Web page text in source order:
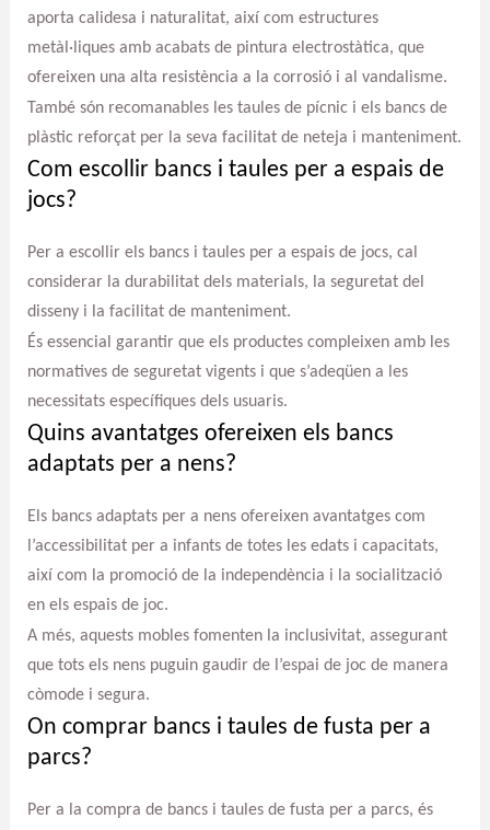
aporta calidesa i naturalitat, així com estructures
metàl·liques amb acabats de pintura electrostàtica, que
ofereixen una alta resistència a la corrosió i al vandalisme.
També són recomanables les taules de pícnic i els bancs de
plàstic reforçat per la seva facilitat de neteja i manteniment.
Com escollir bancs i taules per a espais de
jocs?
Per a escollir els bancs i taules per a espais de jocs, cal
considerar la durabilitat dels materials, la seguretat del
disseny i la facilitat de manteniment.
És essencial garantir que els productes compleixen amb les
normatives de seguretat vigents i que s’adeqüen a les
necessitats específiques dels usuaris.
Quins avantatges ofereixen els bancs
adaptats per a nens?
Els bancs adaptats per a nens ofereixen avantatges com
l’accessibilitat per a infants de totes les edats i capacitats,
així com la promoció de la independència i la socialització
en els espais de joc.
A més, aquests mobles fomenten la inclusivitat, assegurant
que tots els nens puguin gaudir de l’espai de joc de manera
còmode i segura.
On comprar bancs i taules de fusta per a
parcs?
Per a la compra de bancs i taules de fusta per a parcs, és